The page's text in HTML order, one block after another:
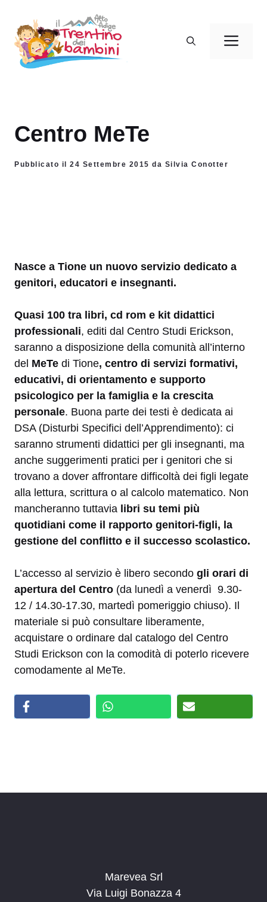
contenuto
Centro MeTe
Pubblicato il 24 Settembre 2015 da Silvia Conotter
Nasce a Tione un nuovo servizio dedicato a
genitori, educatori e insegnanti.
Quasi 100 tra libri, cd rom e kit didattici
professionali, editi dal Centro Studi Erickson,
saranno a disposizione della comunità all’interno
del MeTe di Tione, centro di servizi formativi,
educativi, di orientamento e supporto
psicologico per la famiglia e la crescita
personale. Buona parte dei testi è dedicata ai
DSA (Disturbi Specifici dell’Apprendimento): ci
saranno strumenti didattici per gli insegnanti, ma
anche suggerimenti pratici per i genitori che si
trovano a dover affrontare difficoltà dei figli legate
alla lettura, scrittura o al calcolo matematico. Non
mancheranno tuttavia libri su temi più
quotidiani come il rapporto genitori-figli, la
gestione del conflitto e il successo scolastico.
L’accesso al servizio è libero secondo gli orari di
apertura del Centro (da lunedì a venerdì 9.30-
12 / 14.30-17.30, martedì pomeriggio chiuso). Il
materiale si può consultare liberamente,
acquistare o ordinare dal catalogo del Centro
Studi Erickson con la comodità di poterlo ricevere
comodamente al MeTe.
Marevea Srl
Via Luigi Bonazza 4